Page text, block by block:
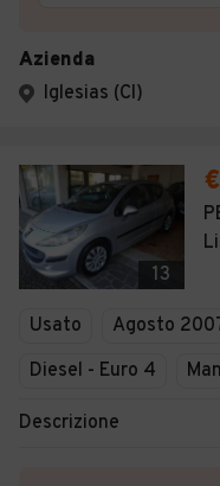
Azienda
Iglesias (CI)
13
Usato Agosto
Diesel - Euro 4
Descrizione